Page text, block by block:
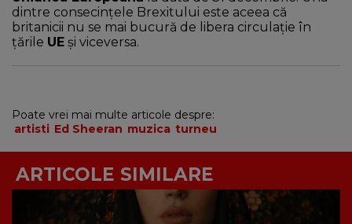
dintre consecinţele Brexitului este aceea că
britanicii nu se mai bucură de libera circulaţie în
ţările UE şi viceversa.
Poate vrei mai multe articole despre:
artisti Ed Sheeran muzica turneu
ARTICOLE SIMILARE